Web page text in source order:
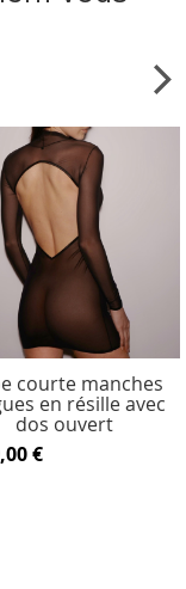
courte manches
en résille avec
dos ouvert
€